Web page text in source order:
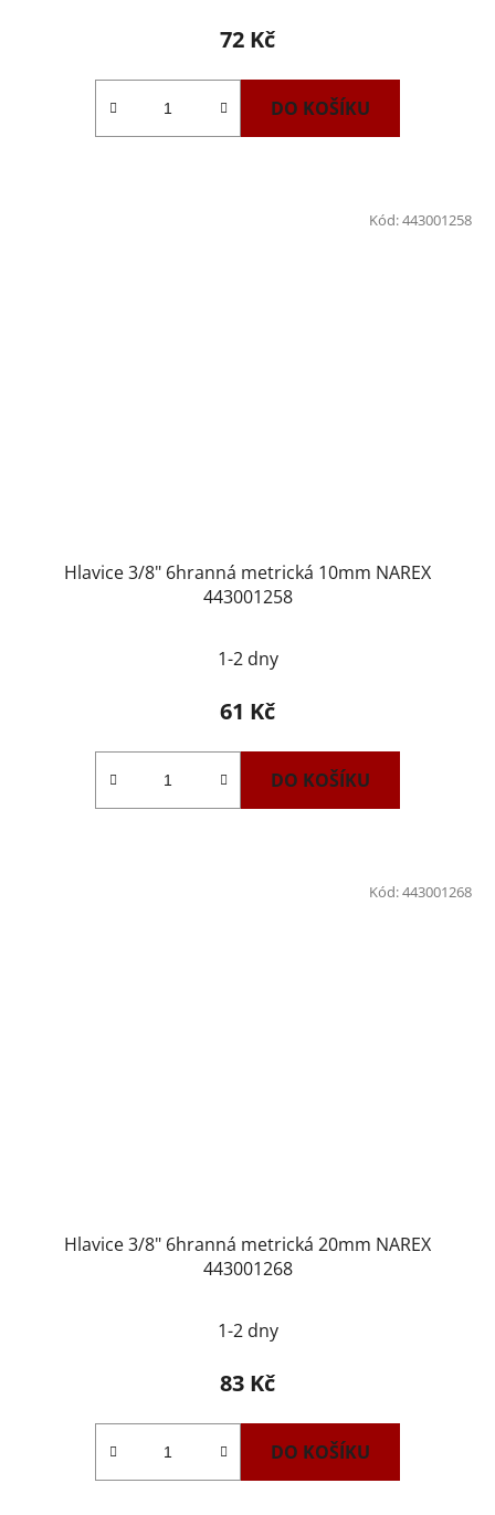
72 Kč
DO KOŠÍKU
Hlavice 3/8" 6hranná metrická 10mm NAREX
443001258
1-2 dny
61 Kč
DO KOŠÍKU
Kód:443001258
Hlavice 3/8" 6hranná metrická 20mm NAREX
443001268
1-2 dny
83 Kč
DO KOŠÍKU
Kód:443001268